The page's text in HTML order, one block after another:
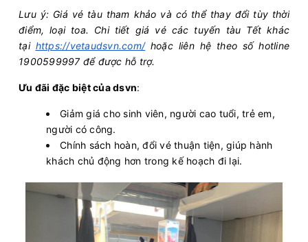
Lưu ý: Giá vé tàu tham khảo và có thể thay đổi tùy thời
điểm, loại toa. Chi tiết giá vé các tuyến tàu Tết khác
tại https://vetaudsvn.com/hoặc liên hệ theo số hotline
1900599997 để được hỗ trợ.
Ưu đãi đặc biệt của dsvn:
Giảm giá cho sinh viên, người cao tuổi, trẻ em,
người có công.
Chính sách hoàn, đổi vé thuận tiện, giúp hành
khách chủ động hơn trong kế hoạch đi lại.